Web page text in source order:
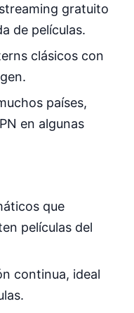
gratuito
de películas.
clásicos con
países,
en algunas
que
películas del
continua, ideal